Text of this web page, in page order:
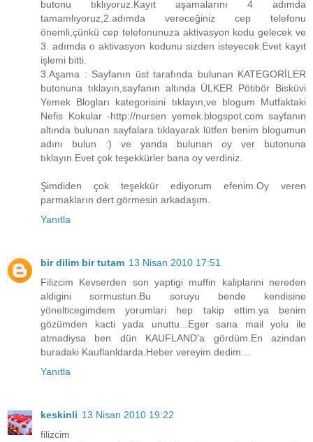
butonu tıklıyoruz.Kayıt aşamalarını 4 adımda
tamamlıyoruz,2.adımda vereceğiniz cep telefonu
önemli,çünkü cep telefonunuza aktivasyon kodu gelecek ve
3. adımda o aktivasyon kodunu sizden isteyecek.Evet kayıt
işlemi bitti.
3.Aşama : Sayfanın üst tarafında bulunan KATEGORİLER
butonuna tıklayın,sayfanın altında ÜLKER Pötibör Bisküvi
Yemek Blogları kategorisini tıklayın,ve blogum Mutfaktaki
Nefis Kokular -http://nursen yemek.blogspot.com sayfanın
altında bulunan sayfalara tıklayarak lütfen benim blogumun
adını bulun :) ve yanda bulunan oy ver butonuna
tıklayın.Evet çok teşekkürler bana oy verdiniz.
Şimdiden çok teşekkür ediyorum efenim.Oy veren
parmakların dert görmesin arkadaşım.
Yanıtla
bir dilim bir tutam 13 Nisan 2010 17:51
Filizcim Kevserden son yaptigi muffin kaliplarini nereden
aldigini sormustun.Bu soruyu bende kendisine
yönelticegimdem yorumlari hep takip ettim.ya benim
gözümden kacti yada unuttu...Eger sana mail yolu ile
atmadiysa ben dün KAUFLAND'a gördüm.En azindan
buradaki Kauflanldarda.Heber vereyim dedim...
Yanıtla
keskinli 13 Nisan 2010 19:22
filizcim